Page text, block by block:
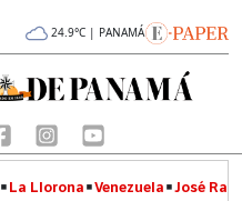
24.9°C | PANAMÁ
La Llorona Venezuela José